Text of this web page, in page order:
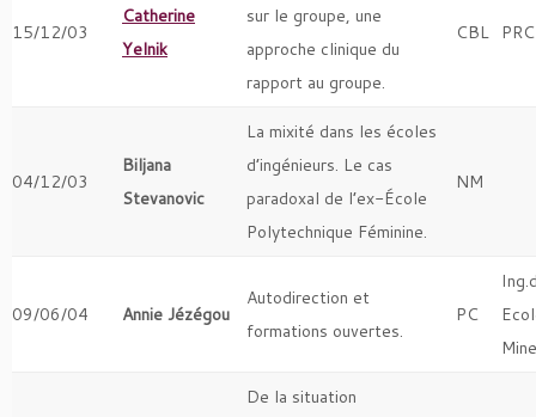
15/12/03
Catherine
Yelnik
sur le groupe, une
approche clinique du
rapport au groupe.
CBL
04/12/03
Biljana
Stevanovic
La mixité dans les écoles
d’ingénieurs. Le cas
paradoxal de l’ex-École
Polytechnique Féminine.
NM
09/06/04 Annie Jézégou
Autodirection et
formations ouvertes.
PC
De la situation